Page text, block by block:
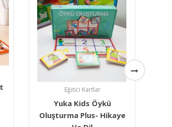
Dikkat Güçlendirme
Yuka Kids Dikkat
Geliştirme Seti 5 Yaş